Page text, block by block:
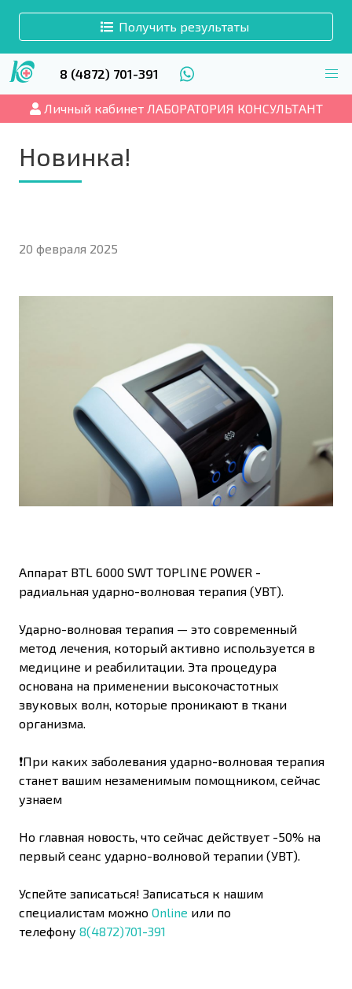
Получить результаты
8 (4872) 701-391
Личный кабинет ЛАБОРАТОРИЯ КОНСУЛЬТАНТ
Новинка!
20 февраля 2025
Аппарат BTL 6000 SWT TOPLINE POWER -
радиальная ударно-волновая терапия (УВТ).
Ударно-волновая терапия — это современный
метод лечения, который активно используется в
медицине и реабилитации. Эта процедура
основана на применении высокочастотных
звуковых волн, которые проникают в ткани
организма.
❗️При каких заболевания ударно-волновая терапия
станет вашим незаменимым помощником, сейчас
узнаем
Но главная новость, что сейчас действует -50% на
первый сеанс ударно-волновой терапии (УВТ).
Успейте записаться! Записаться к нашим
специалистам можно Online или по
телефону 8(4872)701-391